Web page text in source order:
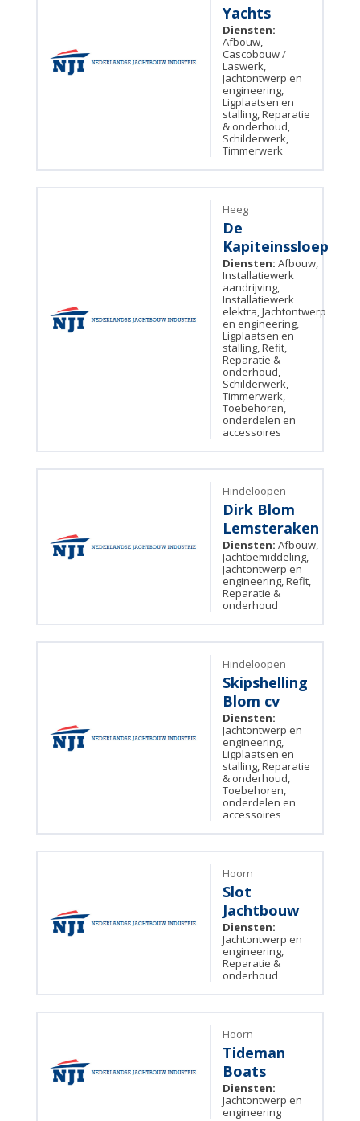
Yachts
Diensten:
Afbouw,
Cascobouw /
Laswerk,
Jachtontwerp en
engineering,
Ligplaatsen en
stalling, Reparatie
& onderhoud,
Schilderwerk,
Timmerwerk
Heeg
De
Kapiteinssloep
Diensten: Afbouw,
Installatiewerk
aandrijving,
Installatiewerk
elektra, Jachtontwerp
en engineering,
Ligplaatsen en
stalling, Refit,
Reparatie &
onderhoud,
Schilderwerk,
Timmerwerk,
Toebehoren,
onderdelen en
accessoires
Hindeloopen
Dirk Blom
Lemsteraken
Diensten: Afbouw,
Jachtbemiddeling,
Jachtontwerp en
engineering, Refit,
Reparatie &
onderhoud
Hindeloopen
Skipshelling
Blom cv
Diensten:
Jachtontwerp en
engineering,
Ligplaatsen en
stalling, Reparatie
& onderhoud,
Toebehoren,
onderdelen en
accessoires
Hoorn
Slot
Jachtbouw
Diensten:
Jachtontwerp en
engineering,
Reparatie &
onderhoud
Hoorn
Tideman
Boats
Diensten:
Jachtontwerp en
engineering